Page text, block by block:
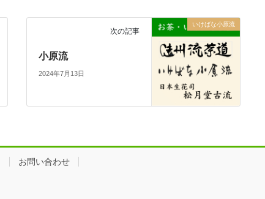
いけばな小原流
次の記事
小原流
2024年7月13日
お問い合わせ